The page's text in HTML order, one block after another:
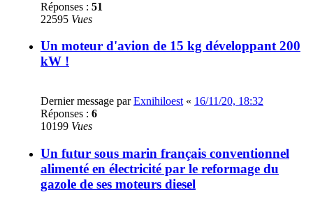
Réponses : 51
22595 Vues
Un moteur d'avion de 15 kg développant 200
kW !
Dernier message parExnihiloest « 16/11/20, 18:32
Réponses : 6
10199 Vues
Un futur sous marin français conventionnel
alimenté en électricité par le reformage du
gazole de ses moteurs diesel